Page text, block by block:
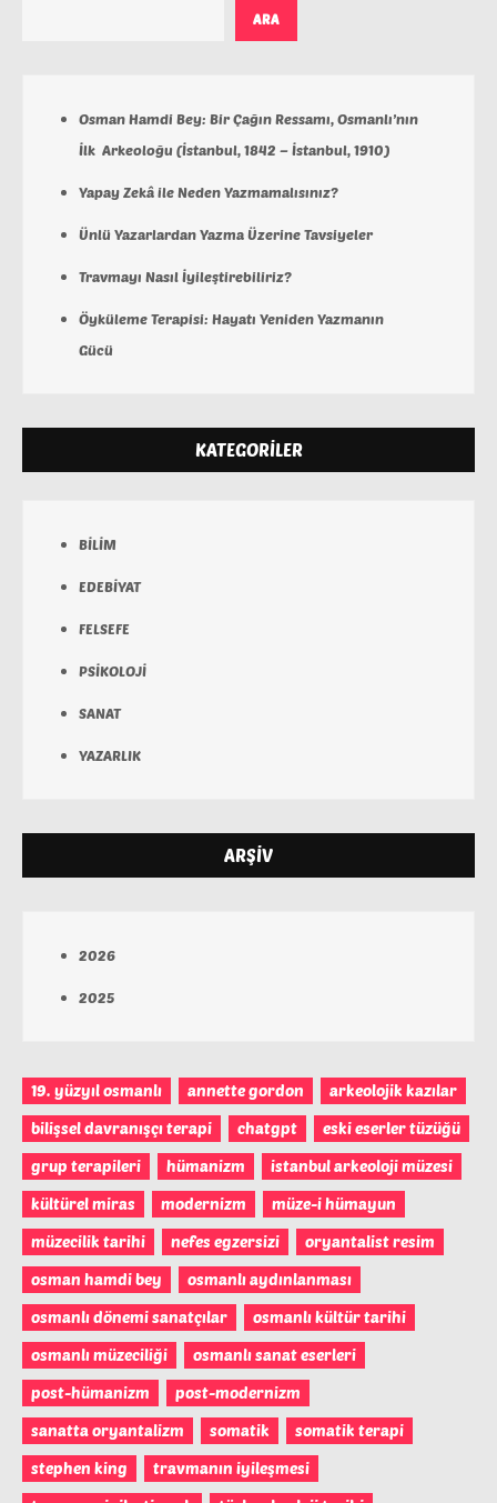
ARA
Osman Hamdi Bey: Bir Çağın Ressamı, Osmanlı’nın
İlk Arkeoloğu (İstanbul, 1842 – İstanbul, 1910)
Yapay Zekâ ile Neden Yazmamalısınız?
Ünlü Yazarlardan Yazma Üzerine Tavsiyeler
Travmayı Nasıl İyileştirebiliriz?
Öyküleme Terapisi: Hayatı Yeniden Yazmanın
Gücü
KATEGORILER
BİLİM
EDEBİYAT
FELSEFE
PSİKOLOJİ
SANAT
YAZARLIK
ARŞİV
2026
2025
19. yüzyıl osmanlı annette gordon
arkeolojik kazılar
bilişsel davranışçı terapi
chatgpt
eski eserler tüzüğü
grup terapileri
hümanizm
istanbul arkeoloji müzesi
kültürel miras
modernizm
müze-i hümayun
müzecilik tarihi
nefes egzersizi
oryantalist resim
osman hamdi bey
osmanlı aydınlanması
osmanlı dönemi sanatçılar
osmanlı kültür tarihi
osmanlı müzeciliği
osmanlı sanat eserleri
post-hümanizm
post-modernizm
sanatta oryantalizm
somatik
somatik terapi
stephen king
travmanın iyileşmesi